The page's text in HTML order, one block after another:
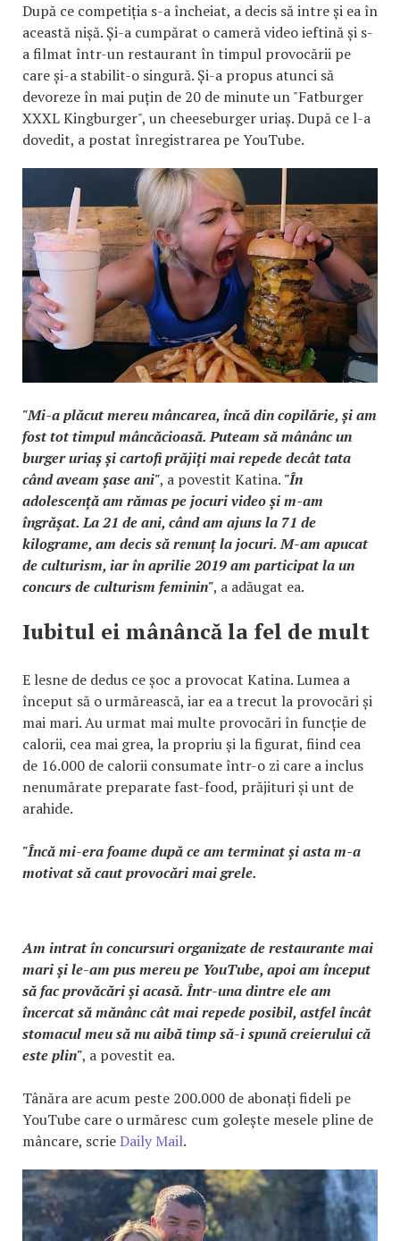
După ce competiția s-a încheiat, a decis să intre și ea în
această nișă. Și-a cumpărat o cameră video ieftină și s-
a filmat într-un restaurant în timpul provocării pe
care și-a stabilit-o singură. Și-a propus atunci să
devoreze în mai puțin de 20 de minute un "Fatburger
XXXL Kingburger", un cheeseburger uriaș. După ce l-a
dovedit, a postat înregistrarea pe YouTube.
"Mi-a plăcut mereu mâncarea, încă din copilărie, și am
fost tot timpul mâncăcioasă. Puteam să mânânc un
burger uriaș și cartofi prăjiți mai repede decât tata
când aveam șase ani", a povestit Katina. "În
adolescență am rămas pe jocuri video și m-am
îngrășat. La 21 de ani, când am ajuns la 71 de
kilograme, am decis să renunț la jocuri. M-am apucat
de culturism, iar în aprilie 2019 am participat la un
concurs de culturism feminin", a adăugat ea.
Iubitul ei mânâncă la fel de mult
E lesne de dedus ce șoc a provocat Katina. Lumea a
început să o urmărească, iar ea a trecut la provocări și
mai mari. Au urmat mai multe provocări în funcție de
calorii, cea mai grea, la propriu și la figurat, fiind cea
de 16.000 de calorii consumate într-o zi care a inclus
nenumărate preparate fast-food, prăjituri și unt de
arahide.
"Încă mi-era foame după ce am terminat și asta m-a
motivat să caut provocări mai grele.
Am intrat în concursuri organizate de restaurante mai
mari și le-am pus mereu pe YouTube, apoi am început
să fac provăcări și acasă. Într-una dintre ele am
încercat să mănânc cât mai repede posibil, astfel încât
stomacul meu să nu aibă timp să-i spună creierului că
este plin", a povestit ea.
Tânăra are acum peste 200.000 de abonați fideli pe
YouTube care o urmăresc cum golește mesele pline de
mâncare, scrieDaily Mail.